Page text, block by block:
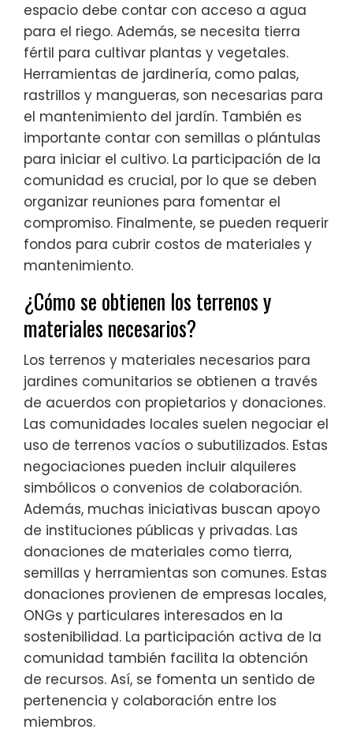
espacio debe contar con acceso a agua
para el riego. Además, se necesita tierra
fértil para cultivar plantas y vegetales.
Herramientas de jardinería, como palas,
rastrillos y mangueras, son necesarias para
el mantenimiento del jardín. También es
importante contar con semillas o plántulas
para iniciar el cultivo. La participación de la
comunidad es crucial, por lo que se deben
organizar reuniones para fomentar el
compromiso. Finalmente, se pueden requerir
fondos para cubrir costos de materiales y
mantenimiento.
¿Cómo se obtienen los terrenos y
materiales necesarios?
Los terrenos y materiales necesarios para
jardines comunitarios se obtienen a través
de acuerdos con propietarios y donaciones.
Las comunidades locales suelen negociar el
uso de terrenos vacíos o subutilizados. Estas
negociaciones pueden incluir alquileres
simbólicos o convenios de colaboración.
Además, muchas iniciativas buscan apoyo
de instituciones públicas y privadas. Las
donaciones de materiales como tierra,
semillas y herramientas son comunes. Estas
donaciones provienen de empresas locales,
ONGs y particulares interesados en la
sostenibilidad. La participación activa de la
comunidad también facilita la obtención
de recursos. Así, se fomenta un sentido de
pertenencia y colaboración entre los
miembros.